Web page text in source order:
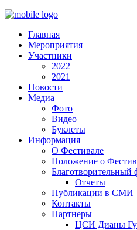
Главная
Мероприятия
Участники
2022
2021
Новости
Медиа
Фото
Видео
Буклеты
Информация
О Фестивале
Положение о
Благотворительный
Отчеты
Публикации в СМИ
Контакты
Партнеры
ЦСИ Дианы